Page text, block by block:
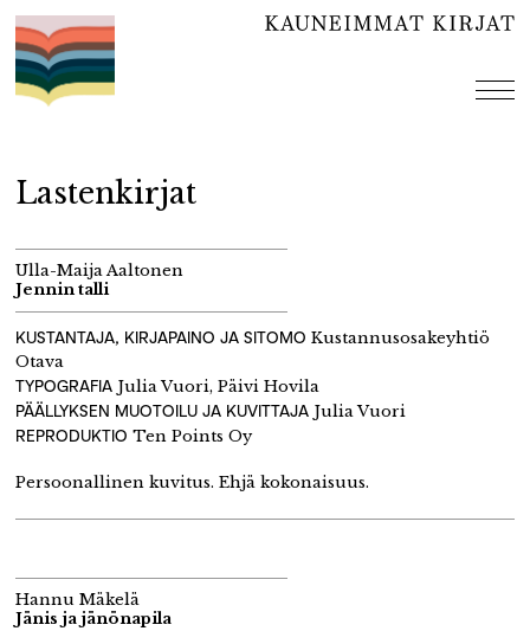
Hyppää
sisältöön
Lastenkirjat
Ulla-Maija Aaltonen
Jennin talli
KUSTANTAJA, KIRJAPAINO JA SITOMO Kustannusosakeyhtiö
Otava
TYPOGRAFIA Julia Vuori, Päivi Hovila
PÄÄLLYKSEN MUOTOILU JA KUVITTAJA Julia Vuori
REPRODUKTIO Ten Points Oy
Persoonallinen kuvitus. Ehjä kokonaisuus.
Hannu Mäkelä
Jänis ja jänönapila